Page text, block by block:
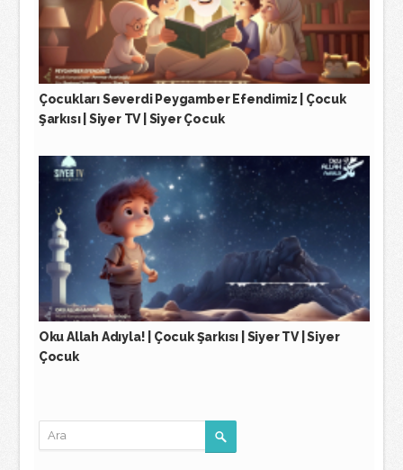
Çocukları Severdi Peygamber Efendimiz | Çocuk
Şarkısı | Siyer TV | Siyer Çocuk
Oku Allah Adıyla! | Çocuk Şarkısı | Siyer TV | Siyer
Çocuk